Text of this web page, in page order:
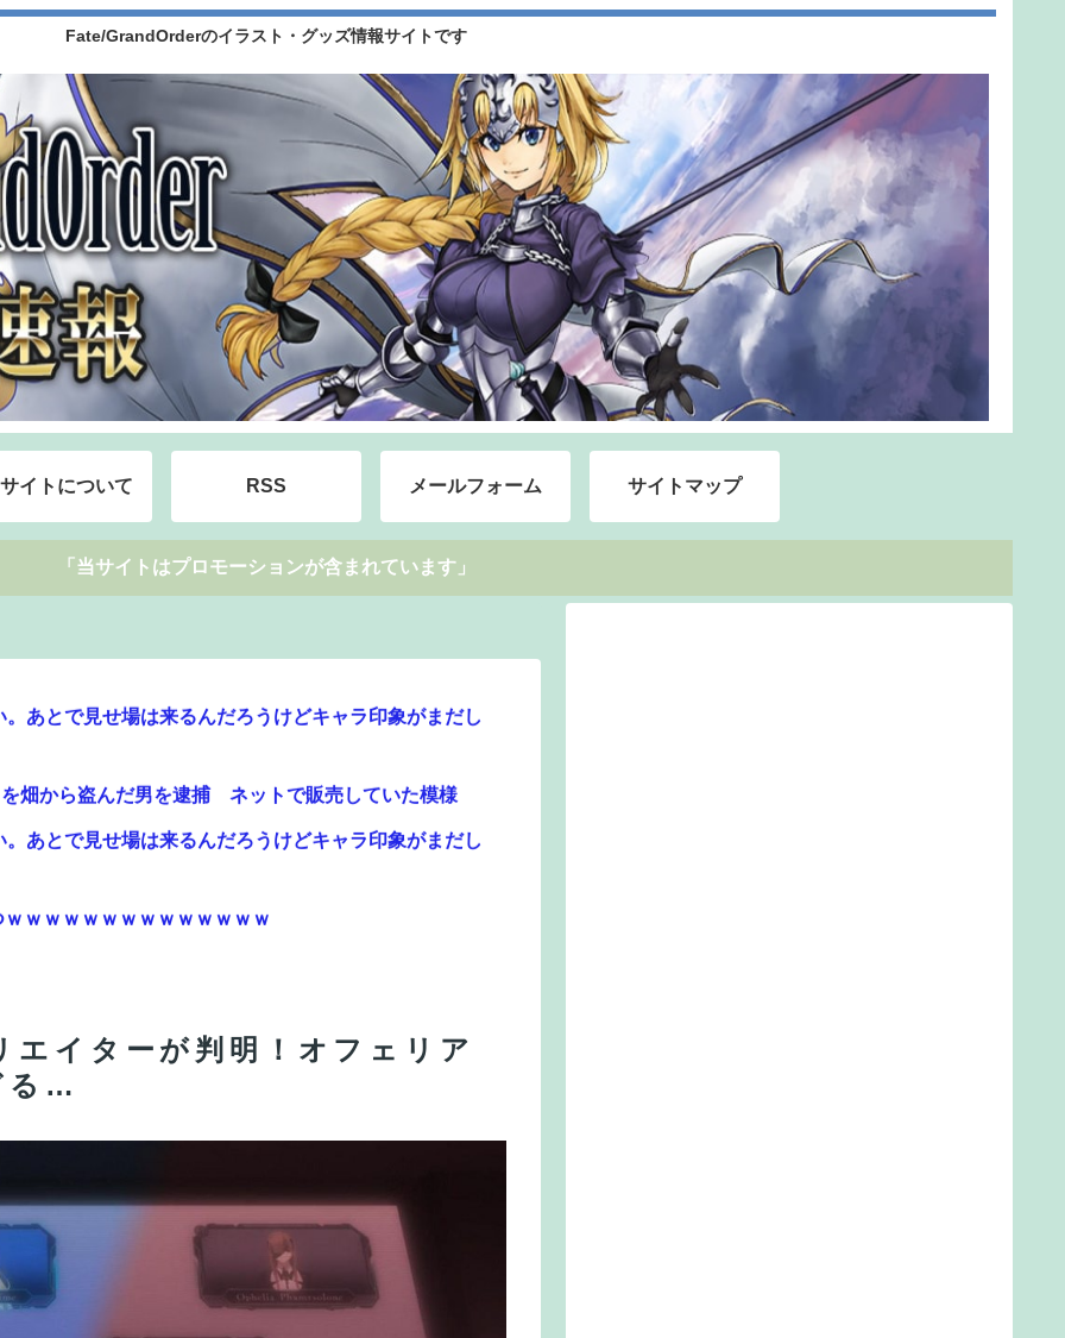
Fate/GrandOrderのイラスト・グッズ情報サイトです
イトについて RSS メールフォーム サイトマップ
「当サイトはプロモーションが含まれています」
あとで見せ場は来るんだろうけどキャラ印象がまだし
3986
ラ←誰そうぞうした？
てクレメンス。アサシン単体最強だがそれだけってど
SKY all over the world」。武内崇さん描き下ろし
イターが判明！オフェリア
る…